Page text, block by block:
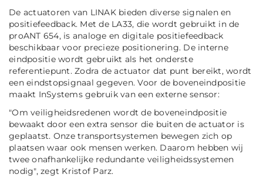
De actuatoren van LINAK bieden diverse signalen en
positiefeedback. Met de LA33, die wordt gebruikt in de
proANT 654, is analoge en digitale positiefeedback
beschikbaar voor precieze positionering. De interne
eindpositie wordt gebruikt als het onderste
referentiepunt. Zodra de actuator dat punt bereikt, wordt
een eindstopsignaal gegeven. Voor de boveneindpositie
maakt InSystems gebruik van een externe sensor:
"Om veiligheidsredenen wordt de boveneindpositie
bewaakt door een extra sensor die buiten de actuator is
geplaatst. Onze transportsystemen bewegen zich op
plaatsen waar ook mensen werken. Daarom hebben wij
twee onafhankelijke redundante veiligheidssystemen
nodig", zegt Kristof Parz.